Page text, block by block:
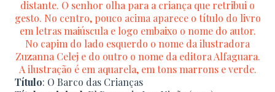
Título: O Barco das Crianças